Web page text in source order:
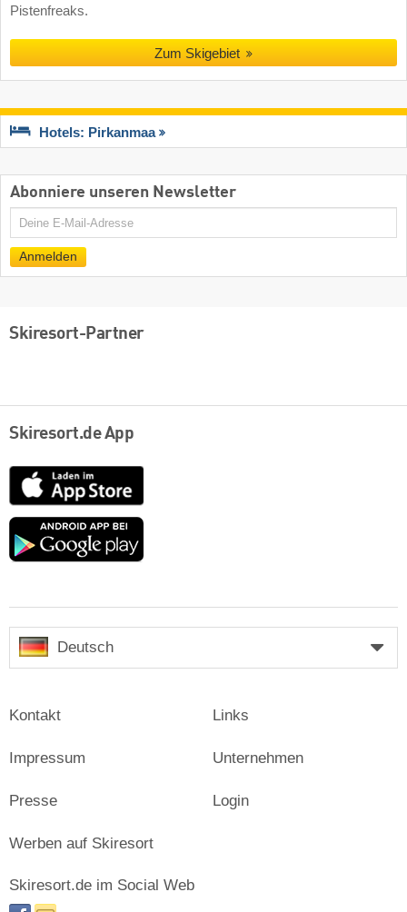
Pistenfreaks.
Zum Skigebiet
Hotels: Pirkanmaa
Abonniere unseren Newsletter
E-
Anmelden
Skiresort-Partner
Skiresort.de App
App
Store
Google
Deutsch
Kontakt
Impressum
Presse
Links
Unternehmen
Login
Werben auf Skiresort
Skiresort.de im Social Web